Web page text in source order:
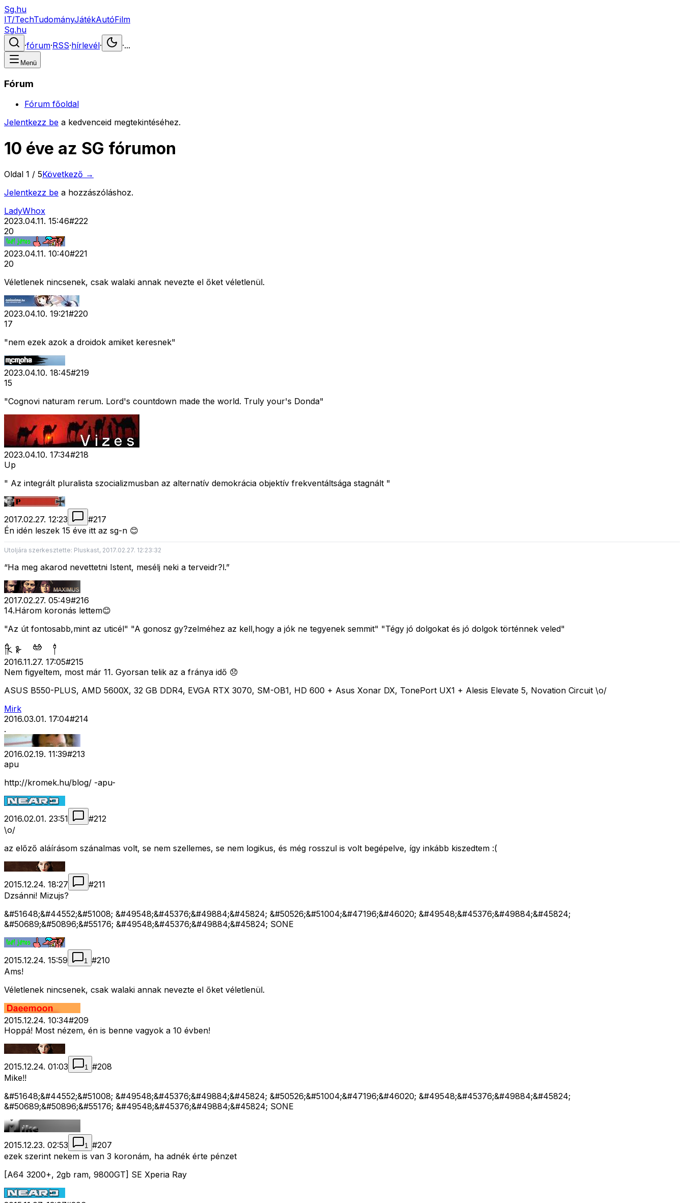
Sg.hu
IT/TechTudományJátékAutóFilm
Sg.hu
·fórum·RSS·hírlevél· ·...
Menü
Fórum
Fórum főoldal
Jelentkezz be a kedvenceid megtekintéséhez.
10 éve az SG fórumon
Oldal 1 / 5Következő →
Jelentkezz be a hozzászóláshoz.
LadyWhox
2023.04.11. 15:46#222
20
2023.04.11. 10:40#221
20
Véletlenek nincsenek, csak walaki annak nevezte el őket véletlenül.
2023.04.10. 19:21#220
17
"nem ezek azok a droidok amiket keresnek"
2023.04.10. 18:45#219
15
"Cognovi naturam rerum. Lord's countdown made the world. Truly your's Donda"
2023.04.10. 17:34#218
Up
" Az integrált pluralista szocializmusban az alternatív demokrácia objektív frekventáltsága stagnált "
2017.02.27. 12:23 #217
Én idén leszek 15 éve itt az sg-n 😊
Utoljára szerkesztette: Pluskast, 2017.02.27. 12:23:32
“Ha meg akarod nevettetni Istent, mesélj neki a terveidr?l.”
2017.02.27. 05:49#216
14.Három koronás lettem😊
"Az út fontosabb,mint az uticél" "A gonosz gy?zelméhez az kell,hogy a jók ne tegyenek semmit" "Tégy jó dolgokat és jó dolgok történnek veled"
2016.11.27. 17:05#215
Nem figyeltem, most már 11. Gyorsan telik az a fránya idő 😞
ASUS B550-PLUS, AMD 5600X, 32 GB DDR4, EVGA RTX 3070, SM-OB1, HD 600 + Asus Xonar DX, TonePort UX1 + Alesis Elevate 5, Novation Circuit \o/
Mirk
2016.03.01. 17:04#214
.
2016.02.19. 11:39#213
apu
http://kromek.hu/blog/ -apu-
2016.02.01. 23:51 #212
\o/
az előző aláírásom szánalmas volt, se nem szellemes, se nem logikus, és még rosszul is volt begépelve, így inkább kiszedtem :(
2015.12.24. 18:27 #211
Dzsánni! Mizujs?
&#51648;&#44552;&#51008; &#49548;&#45376;&#49884;&#45824; &#50526;&#51004;&#47196;&#46020; &#49548;&#45376;&#49884;&#45824;
&#50689;&#50896;&#55176; &#49548;&#45376;&#49884;&#45824; SONE
2015.12.24. 15:59 1 #210
Ams!
Véletlenek nincsenek, csak walaki annak nevezte el őket véletlenül.
2015.12.24. 10:34#209
Hoppá! Most nézem, én is benne vagyok a 10 évben!
2015.12.24. 01:03 1 #208
Mike!!
&#51648;&#44552;&#51008; &#49548;&#45376;&#49884;&#45824; &#50526;&#51004;&#47196;&#46020; &#49548;&#45376;&#49884;&#45824;
&#50689;&#50896;&#55176; &#49548;&#45376;&#49884;&#45824; SONE
2015.12.23. 02:53 1 #207
ezek szerint nekem is van 3 koronám, ha adnék érte pénzet
[A64 3200+, 2gb ram, 9800GT] SE Xperia Ray